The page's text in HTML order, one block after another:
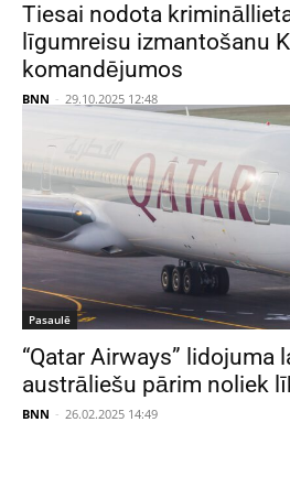
Tiesai nodota
līgumreisu izmantošanu
komandējumos
BNN - 29.10.2025 12:48
Pasaulē
“Qatar Airways” lidojuma
austrāliešu pārim noliek
BNN - 26.02.2025 14:49